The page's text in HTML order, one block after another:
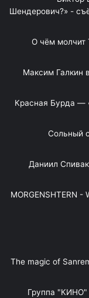
Шендерович?» -
«О чём
Максим Галкин
Красная Бурда —
"Сольный
"Даниил
MORGENSHTERN
"The magic of
Группа